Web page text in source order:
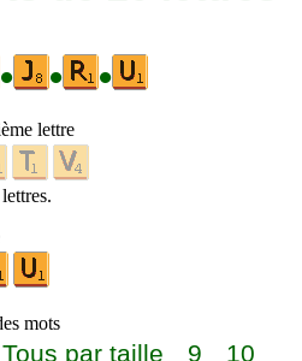
• • •
lettre
mots
Tous par taille 9
10